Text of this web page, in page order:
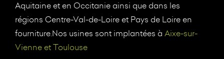
Aquitaine et en Occitanie ainsi que dans les
régions Centre-Val-de-Loire et Pays de Loire en
fourniture.Nos usines sont implantées à Aixe-sur-
Vienne et Toulouse